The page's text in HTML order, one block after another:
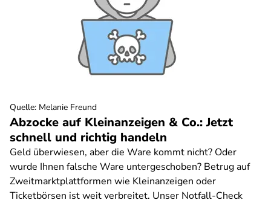
Abzocke auf Kleinanzeigen & Co.: Jetzt
schnell und richtig handeln
Geld überwiesen, aber die Ware kommt nicht? Oder
wurde Ihnen falsche Ware untergeschoben? Betrug auf
Zweitmarktplattformen wie Kleinanzeigen oder
Ticketbörsen ist weit verbreitet. Unser Notfall-Check
Quelle: Melanie Freund